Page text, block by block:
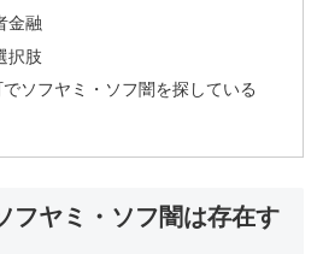
金融
択肢
ソフヤミ・ソフ闇を探している
フヤミ・ソフ闇は存在す